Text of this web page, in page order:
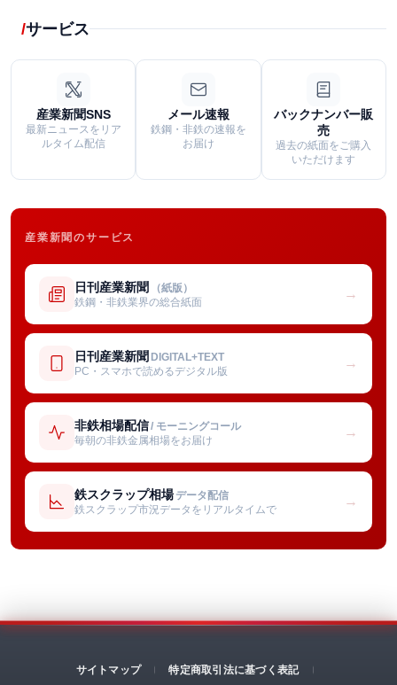
サービス
産業新聞SNS
最新ニュースをリア
ルタイム配信
メール速報
鉄鋼・非鉄の速報を
お届け
バックナンバー販
売
過去の紙面をご購入
いただけます
産業新聞のサービス
日刊産業新聞 （紙版）
鉄鋼・非鉄業界の総合紙面
→
日刊産業新聞 DIGITAL+TEXT
PC・スマホで読めるデジタル版
→
非鉄相場配信/ モーニングコール
毎朝の非鉄金属相場をお届け
→
鉄スクラップ相場 データ配信
鉄スクラップ市況データをリアルタイムで
→
サイトマップ 特定商取引法に基づく表記